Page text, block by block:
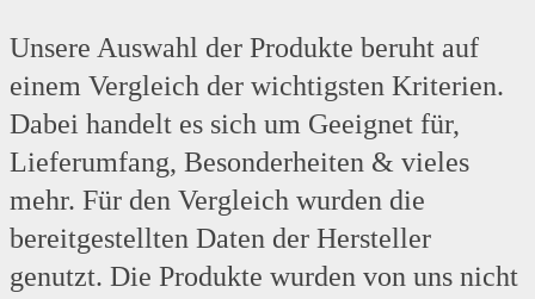
Unsere Auswahl der Produkte beruht auf
einem Vergleich der wichtigsten Kriterien.
Dabei handelt es sich um Geeignet für,
Lieferumfang, Besonderheiten & vieles
mehr. Für den Vergleich wurden die
bereitgestellten Daten der Hersteller
genutzt. Die Produkte wurden von uns nicht